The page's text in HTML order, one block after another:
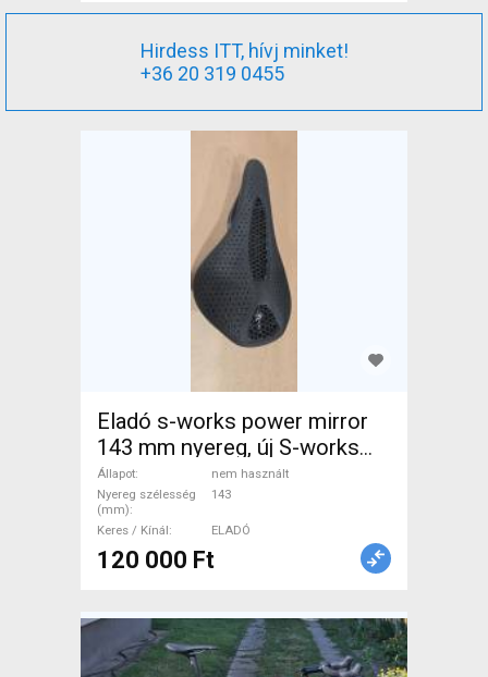
Hirdess ITT, hívj minket!
+36 20 319 0455
Eladó s-works power mirror
143 mm nyereg, új S-works
power mirror 143 mm
Mountain Bike Alkatrész,
MTB Nyereg / Nyeregcső
nem használt ELADÓ
Állapot
nem használt
Nyereg szélesség
(mm)
143
Keres / Kínál ELADÓ
120 000 Ft